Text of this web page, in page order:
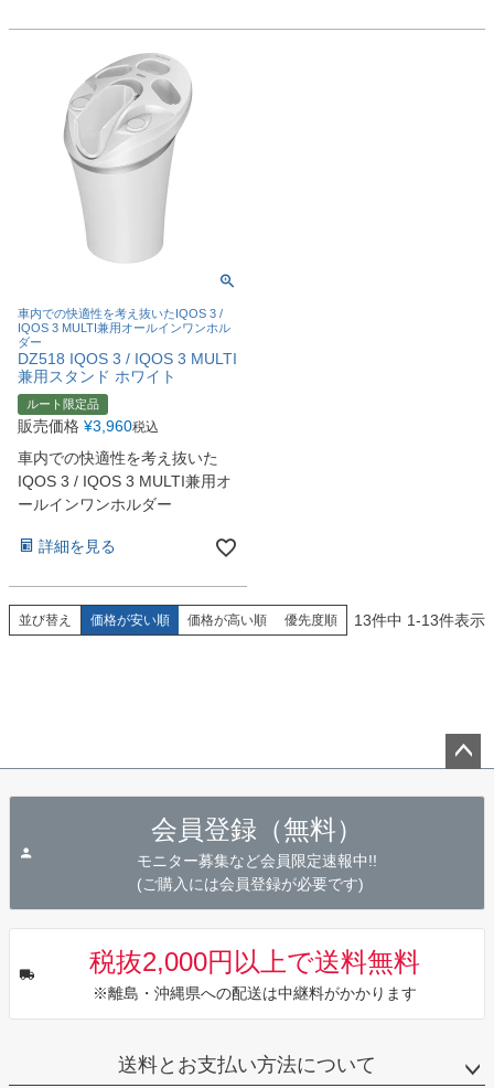
車内での快適性を考え抜いたIQOS 3 /
IQOS 3 MULTI兼用オールインワンホル
ダー
DZ518 IQOS 3 / IQOS 3 MULTI
兼用スタンド ホワイト
ルート限定品
販売価格 ¥3,960税込
車内での快適性を考え抜いた
IQOS 3 / IQOS 3 MULTI兼用オ
ールインワンホルダー
詳細を見る
並び替え 価格が安い順 価格が高い順 優先度順 13件中 1-13件表示
会員登録（無料）
モニター募集など会員限定速報中!!
(ご購入には会員登録が必要です)
税抜2,000円以上で送料無料
※離島・沖縄県への配送は中継料がかかります
送料とお支払い方法について